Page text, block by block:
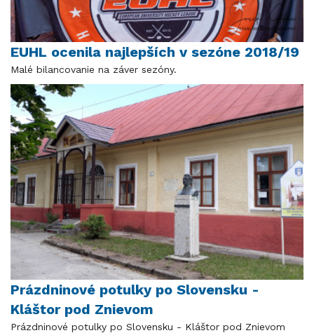
EUHL ocenila najlepších v sezóne 2018/19
Malé bilancovanie na záver sezóny.
Prázdninové potulky po Slovensku -
Kláštor pod Znievom
Prázdninové potulky po Slovensku - Kláštor pod Znievom